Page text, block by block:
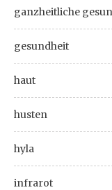
ganzheitliche
gesundheit
haut
husten
hyla
infrarot